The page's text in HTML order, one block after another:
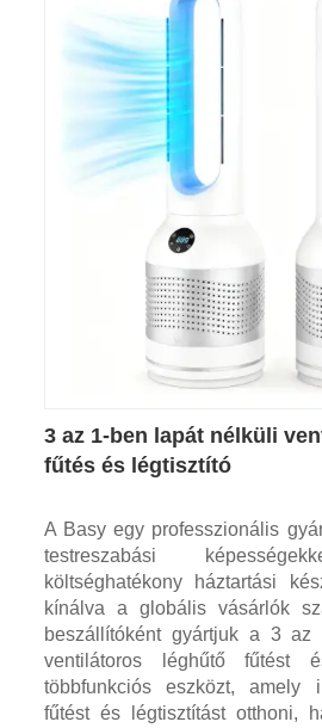
3 az 1-ben lapát nélküli
fűtés és légtisztító
A Basy egy professzionális
testreszabási
költséghatékony háztartási
kínálva a globális vásárlók
beszállítóként gyártjuk a 3 az
ventilátoros léghűtő fűtést
többfunkciós eszközt, amely
fűtést és légtisztítást otthoni,